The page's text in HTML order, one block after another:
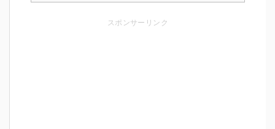
スポンサーリンク